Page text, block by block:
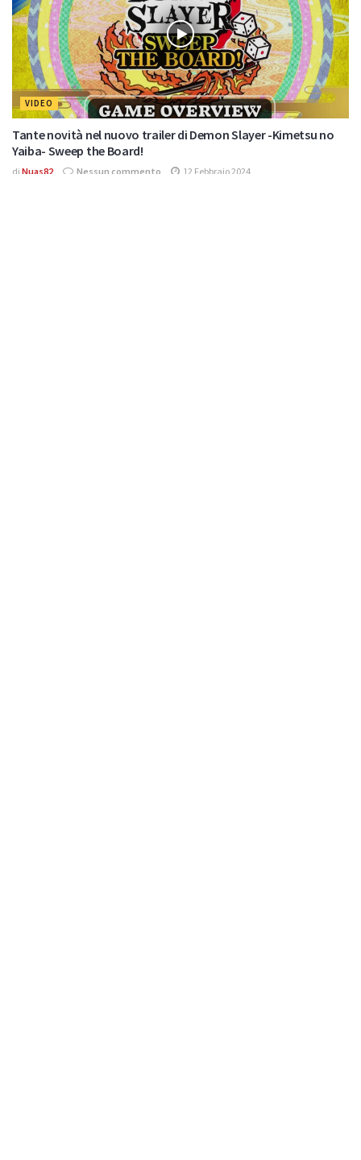
VIDEO
Tante novità nel nuovo trailer di Demon Slayer -Kimetsu no
Yaiba- Sweep the Board!
di Nuas82 Nessun commento 12 Febbraio 2024